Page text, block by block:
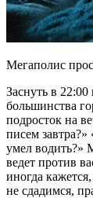
Мегаполис
Заснуть в
большинства
подросток на
писем
умел водить?»
ведет против
иногда
не сдадимся,